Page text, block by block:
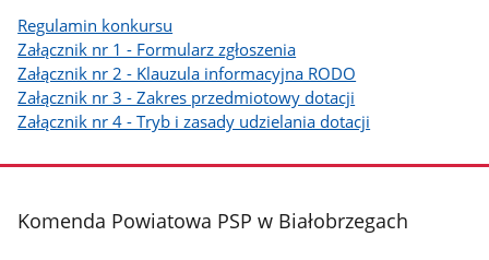
Regulamin konkursu
Załącznik nr 1 - Formularz zgłoszenia
Załącznik nr 2 - Klauzula informacyjna RODO
Załącznik nr 3 - Zakres przedmiotowy dotacji
Załącznik nr 4 - Tryb i zasady udzielania dotacji
stopka
Komenda Powiatowa PSP w Białobrzegach